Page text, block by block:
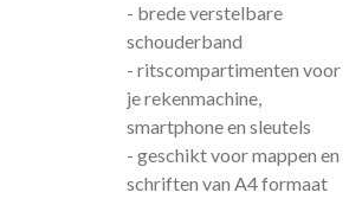
- brede verstelbare
schouderband
- ritscompartimenten voor
je rekenmachine,
smartphone en sleutels
- geschikt voor mappen en
schriften van A4 formaat